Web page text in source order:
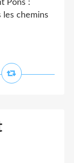
Pons :
les chemins